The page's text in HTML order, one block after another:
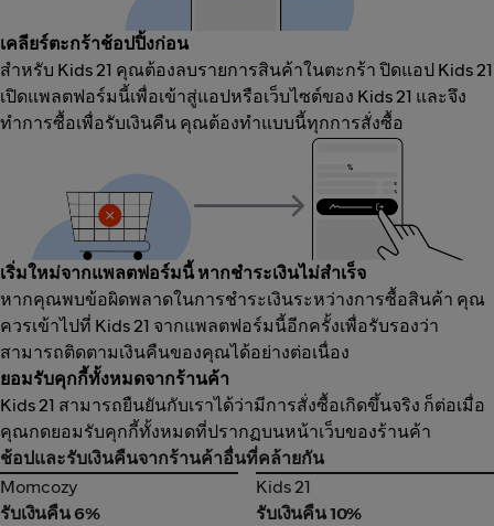
เคลียร์ตะกร้าช้อปปิ้งก่อน
สำหรับ Kids 21 คุณต้องลบรายการสินค้าในตะกร้า ปิดแอป Kids 21
เปิดแพลตฟอร์มนี้เพื่อเข้าสู่แอปหรือเว็บไซต์ของ Kids 21 และจึง
ทำการซื้อเพื่อรับเงินคืน คุณต้องทำแบบนี้ทุกการสั่งซื้อ
เริ่มใหม่จากแพลตฟอร์มนี้ หากชำระเงินไม่สำเร็จ
หากคุณพบข้อผิดพลาดในการชำระเงินระหว่างการซื้อสินค้า คุณ
ควรเข้าไปที่ Kids 21 จากแพลตฟอร์มนี้อีกครั้งเพื่อรับรองว่า
สามารถติดตามเงินคืนของคุณได้อย่างต่อเนื่อง
ยอมรับคุกกี้ทั้งหมดจากร้านค้า
Kids 21 สามารถยืนยันกับเราได้ว่ามีการสั่งซื้อเกิดขึ้นจริง ก็ต่อเมื่อ
คุณกดยอมรับคุกกี้ทั้งหมดที่ปรากฏบนหน้าเว็บของร้านค้า
ช้อปและรับเงินคืนจากร้านค้าอื่นที่คล้ายกัน
Momcozy
Momcozy
รับเงินคืน 6%
Kids 21
Kids 21
รับเงินคืน 10%